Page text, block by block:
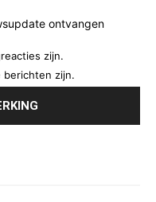
ontvangen
zijn.
berichten zijn.